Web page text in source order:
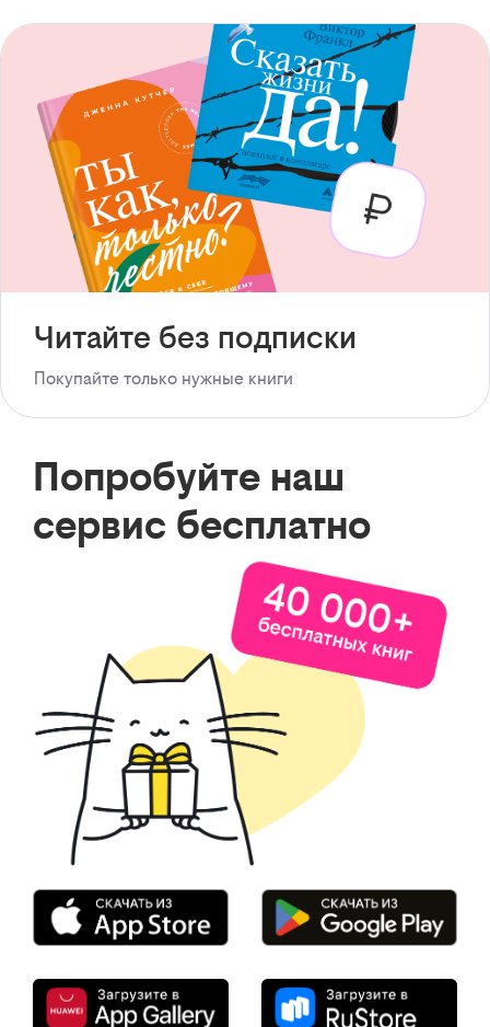
Читайте без подписки
Покупайте только нужные книги
Попробуйте наш
сервис бесплатно